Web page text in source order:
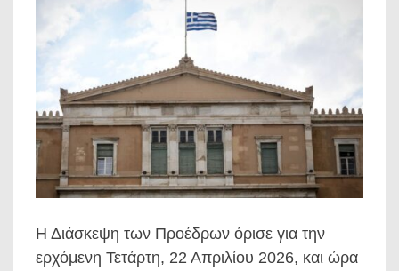
Η Διάσκεψη των Προέδρων όρισε για την
ερχόμενη Τετάρτη, 22 Απριλίου 2026, και ώρα